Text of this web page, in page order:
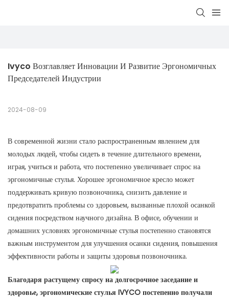
Ivyco Возглавляет Инновации И Развитие Эргономичных
Председателей Индустрии
2024-08-09
В современной жизни стало распространенным явлением для
молодых людей, чтобы сидеть в течение длительного времени,
играя, учиться и работа, что постепенно увеличивает спрос на
эргономичные стулья. Хорошее эргономичное кресло может
поддерживать кривую позвоночника, снизить давление и
предотвратить проблемы со здоровьем, вызванные плохой осанкой
сидения посредством научного дизайна. В офисе, обучении и
домашних условиях эргономичные стулья постепенно становятся
важным инструментом для улучшения осанки сидения, повышения
эффективности работы и защиты здоровья позвоночника.
Благодаря растущему спросу на долгосрочное заседание и
здоровье, эргономические стулья IVYCO постепенно получали